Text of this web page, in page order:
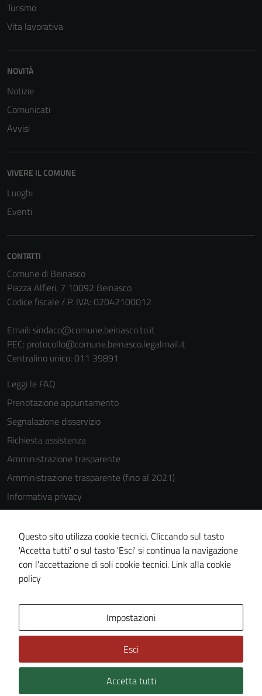
Turismo
Vita lavorativa
NOVITÀ
Notizie
Comunicati
Avvisi
VIVERE IL COMUNE
Luoghi
Eventi
CONTATTI
Comune di Beinasco
Piazza Alfieri, 7 10092 Beinasco
Codice fiscale / P. IVA: 02042100012
Email: sindaco@comune.beinasco.to.it
PEC: protocollo@comune.beinasco.legalmail.it
Centralino unico: 011 39891
Leggi le FAQ
Prenotazione appuntamento
Segnalazione disservizio
Richiesta assistenza
Amministrazione trasparente
Amministrazione trasparente (fino al 2021)
Informativa privacy
Cookie Policy
Note legali
Dichiarazione di accessibilità
Piano di miglioramento del sito
Technical Design s.r.l.
Questo sito utilizza cookie tecnici. Cliccando sul tasto
'Accetta tutti' o sul tasto 'Esci' si continua la navigazione
con l'accettazione di soli cookie tecnici. Link alla cookie
policy
Impostazioni
Esci
Accetta tutti